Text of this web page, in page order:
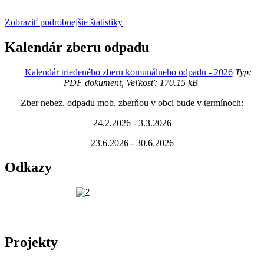
Zobraziť podrobnejšie štatistiky
Kalendár zberu odpadu
Kalendár triedeného zberu komunálneho odpadu - 2026Typ:
PDF dokument, Veľkosť: 170.15 kB
Zber nebez. odpadu mob. zberňou v obci bude v termínoch:
24.2.2026 - 3.3.2026
23.6.2026 - 30.6.2026
Odkazy
Projekty